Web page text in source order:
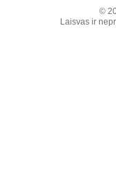
©
Laisvas ir